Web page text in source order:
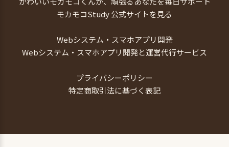
モカモコStudy 公式サイトを見る
Webシステム・スマホアプリ開発
Webシステム・スマホアプリ開発と運営代行サービス
プライバシーポリシー
特定商取引法に基づく表記